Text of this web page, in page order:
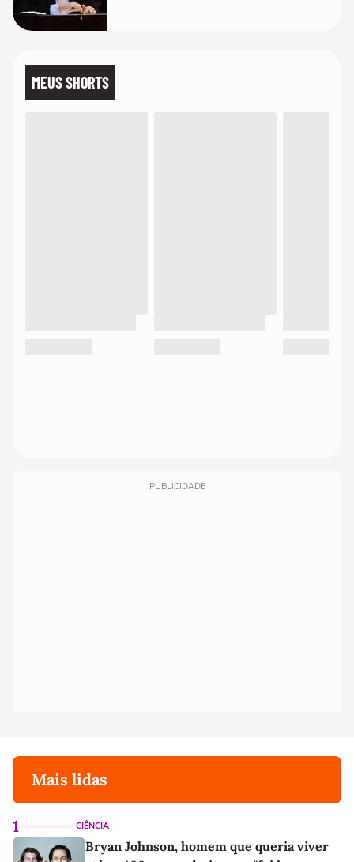
MEUS SHORTS
PUBLICIDADE
Mais lidas
1 CIÊNCIA
Bryan Johnson, homem que queria viver